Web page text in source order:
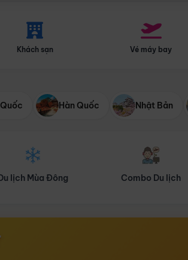
Khách sạn Vé máy bay
Hàn Quốc Nhật Bản
Combo Du lịch Tour Doanh Nghiệp